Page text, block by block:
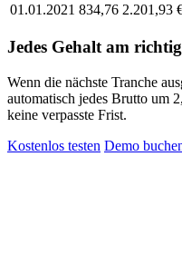
01.01.2021 834,76 2.201,93
Jedes Gehalt am
Wenn die nächste Tranche
automatisch jedes Brutto um
keine verpasste Frist.
Kostenlos testen Demo